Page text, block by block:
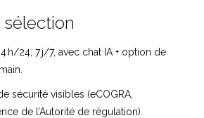
h/24, 7 j/7, avec chat IA + option de
sécurité visibles (eCOGRA,
de l’Autorité de régulation).